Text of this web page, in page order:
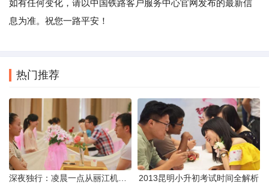
如有任何变化，请以中国铁路客户服务中心官网发布的最新信
息为准。祝您一路平安！
热门推荐
2013昆明小升初考试时间全解析